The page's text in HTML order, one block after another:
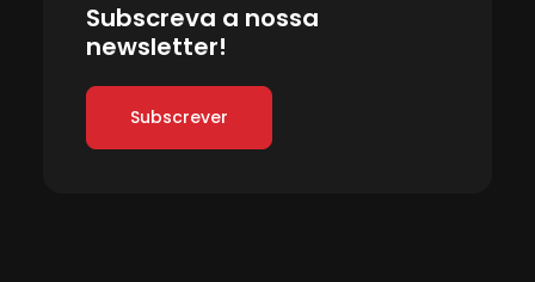
Subscreva a nossa
newsletter!
Subscrever